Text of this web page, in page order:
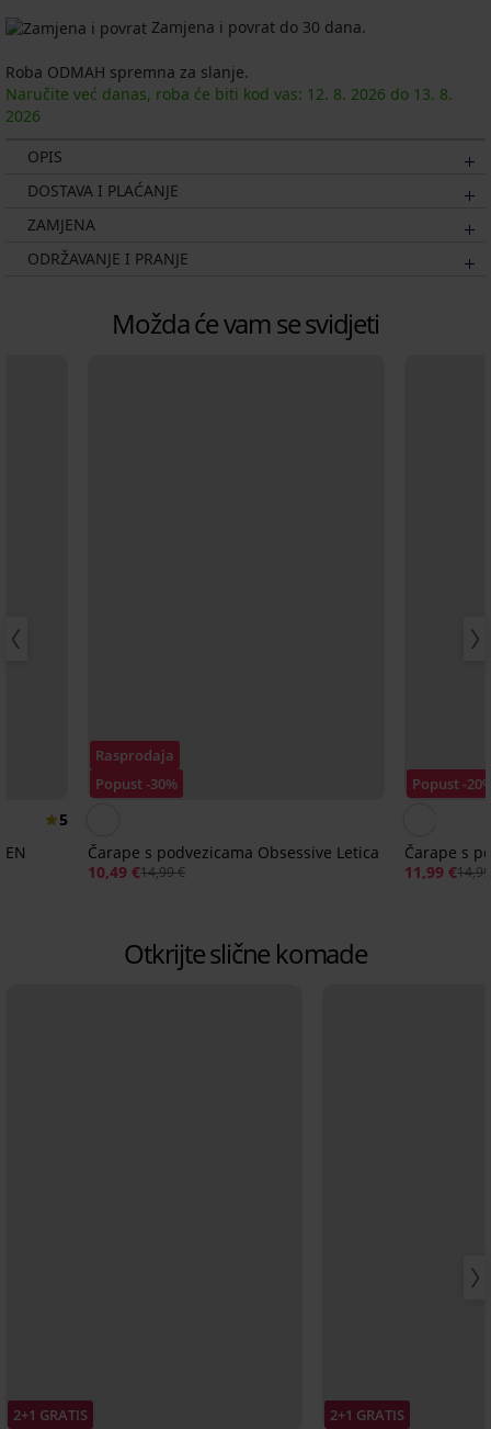
Zamjena i povrat do 30 dana.
Roba ODMAH spremna za slanje.
Naručite već danas, roba će biti kod vas: 12. 8. 2026 do 13. 8.
2026
OPIS
DOSTAVA I PLAĆANJE
ZAMJENA
ODRŽAVANJE I PRANJE
Možda će vam se svidjeti
5
Rasprodaja
Popust -30%
Čarape s podvezicama Obsessive Letica
10,49 €14,99 €
Popust -
Čarape s
11,99 €
Otkrijte slične komade
2+1 GRATIS 2+1 GRATIS